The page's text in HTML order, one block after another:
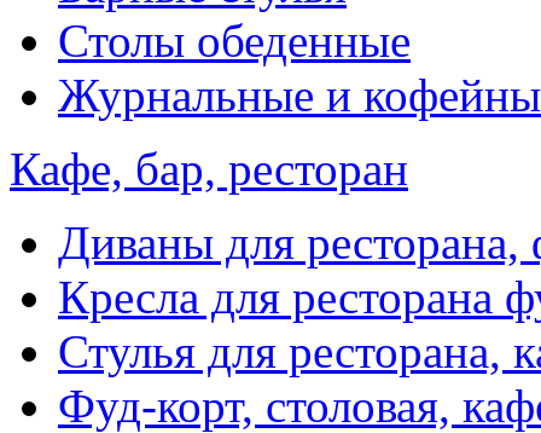
Столы обеденные
Журнальные и
Кафе, бар, ресторан
Диваны для ресторана,
Кресла для ресторана
Стулья для ресторана,
Фуд-корт, столовая,